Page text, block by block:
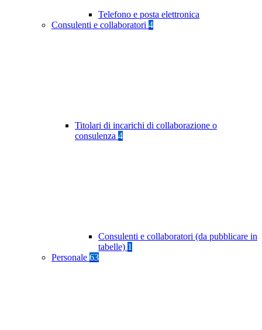
Telefono e posta elettronica
Consulenti e collaboratori 4
Titolari di incarichi di collaborazione o
consulenza 4
Consulenti e collaboratori (da pubblicare in
tabelle) 1
Personale 63